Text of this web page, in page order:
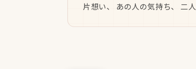
片想い、 あの人の気持ち、 二